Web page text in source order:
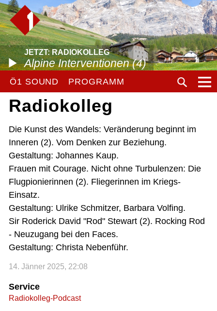
JETZT: RADIOKOLLEG
Alpine Interventionen (4)
Ö1 SOUND PROGRAMM
Radiokolleg
Die Kunst des Wandels: Veränderung beginnt im
Inneren (2). Vom Denken zur Beziehung.
Gestaltung: Johannes Kaup.
Frauen mit Courage. Nicht ohne Turbulenzen: Die
Flugpionierinnen (2). Fliegerinnen im Kriegs-
Einsatz.
Gestaltung: Ulrike Schmitzer, Barbara Volfing.
Sir Roderick David "Rod" Stewart (2). Rocking Rod
- Neuzugang bei den Faces.
Gestaltung: Christa Nebenführ.
14. Jänner 2025, 22:08
Service
Radiokolleg-Podcast